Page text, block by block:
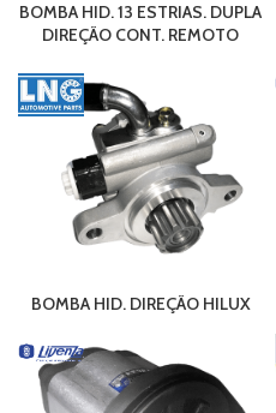
BOMBA HID. 13 ESTRIAS. DUPLA
DIREÇÃO CONT. REMOTO
BOMBA HID. DIREÇÃO HILUX